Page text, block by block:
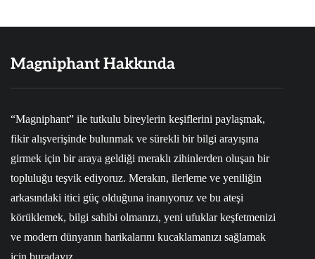
Magniphant Hakkında
“Magniphant” ile tutkulu bireylerin keşiflerini paylaşmak,
fikir alışverişinde bulunmak ve sürekli bir bilgi arayışına
girmek için bir araya geldiği meraklı zihinlerden oluşan bir
topluluğu teşvik ediyoruz. Merakın, ilerleme ve yeniliğin
arkasındaki itici güç olduğuna inanıyoruz ve bu ateşi
körüklemek, bilgi sahibi olmanızı, yeni ufuklar keşfetmenizi
ve modern dünyanın harikalarını kucaklamanızı sağlamak
için buradayız.